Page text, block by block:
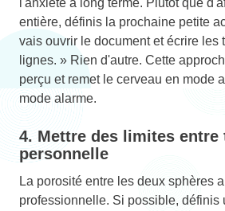
entière, définis la prochaine petite
vais ouvrir le document et écrire les
lignes. » Rien d'autre. Cette
perçu et remet le cerveau en mode
mode alarme.
4. Mettre des limites entre
personnelle
La porosité entre les deux sphères
professionnelle. Si possible, définis